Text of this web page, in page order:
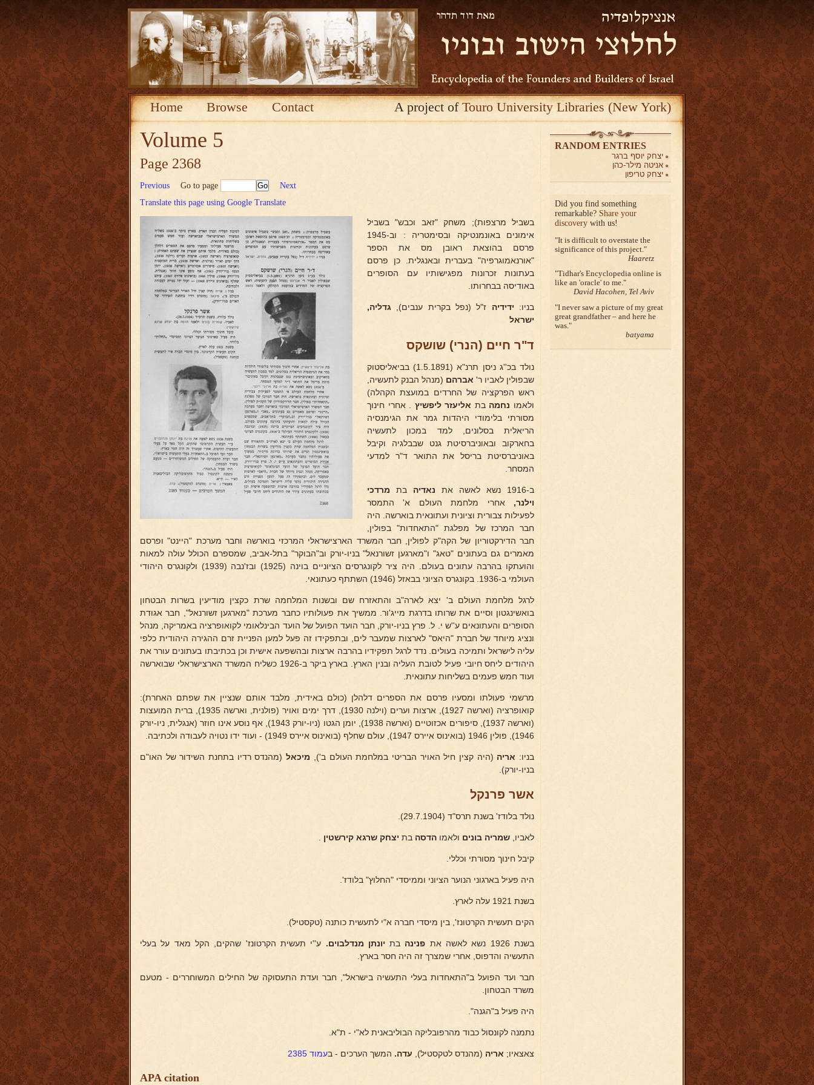
Home Browse Contact A project ofTouro University Libraries (New York)
Volume 5
Page 2368
Previous Go to page
Next
Translate this page using Google Translate
בשביל מרצפות); משחק "זאב וכבש" בשביל
אימונים באונמנטיקה ובסימטריה : וב-1945
פרסם בהוצאת ראובן מס את הספר
"אורנאמוגרפיה" בעברית ובאנגלית. כן פרסם
בעתונות זכרונות מפגישותיו עם הסופרים
באודיסה בבחרותו.
בניו: ידידיה ז"ל (נפל בקרית ענבים), גדליה,
ישראל
ד"ר חיים (הנרי) שושקס
נולד בכ''ג ניסן תרנ"א (1.5.1891) בביאליסטוק
שבפולין לאביו ר' אברהם (מנהל הבנק לתעשיה,
ראש הפרקציה של החרדים במועצת הקהלה)
ולאמו נחמה בת אליעזר ליפשיץ . אחרי חינוך
מסורתי בלימודי היהדות גמר את הגימנסיה
הריאלית בסלונים, למד במכון לתעשיה
בחארקוב ובאוניברסיטת גנט שבבלגיה וקיבל
באוניברסיטת בריסל את התואר ד"ר למדעי
המסחר.
ב-1916 נשא לאשה את נאדיה בת מרדכי
וילנר, אחרי מלחמת העולם א' התמסר
לפעילות צבורית וציונית ועתונאית בוארשה. היה
חבר המרכז של מפלגת "התאחדות" בפולין,
חבר הדירקטוריון של הקה"ק לפולין, חבר המשרד הארצישראלי המרכזי בוארשה וחבר מערכת "היינט" ופרסם
מאמרים גם בעתונים "טאג" ו"מארגען זשורנאל" בניו-יורק וב"הבוקר" בתל-אביב, שמספרם הכולל עולה למאות
והועתקו בהרבה עתונים בעולם. היה ציר לקונגרסים הציוניים בוינה (1925) ובז'נבה (1939) ולקונגרס היהודי
העולמי ב-1936. בקונגרס הציוני בבאזל (1946) השתתף כעתונאי.
לרגל מלחמת העולם ב' יצא לארה"ב והתאזרח שם ובשנות המלחמה שרת כקצין מודיעין בשרות הבטחון
בואשינגטון וסיים את שרותו בדרגת מייג'ור. ממשיך את פעולותיו כחבר מערכת "מארגען זשורנאל", חבר אגודת
הסופרים והעתונאים ע''ש י. ל. פרץ בניו-יורק, חבר הועד הפועל של הועד הבינלאומי לקואופרציה באמריקה, מנהל
ונציג מיוחד של חברת "היאס" לארצות שמעבר לים, ובתפקידו זה פעל למען הפניית זרם ההגירה היהודית כלפי
עליה לישראל ותמיכה בעולים. נדד לרגל תפקידיו בהרבה ארצות ובהשפעה אישית וכן בכתיבתו בעתונים עורר את
היהודים ליחס חיובי פעיל לטובת העליה ובנין הארץ. בארץ ביקר ב-1926 כשליח המשרד הארצישראלי שבוארשה
ועוד חמש פעמים בשליחות עתונאית.
מרשמי פעולתו ומסעיו פרסם את הספרים דלהלן (כולם באידית, מלבד אותם שנציין את שפתם האחרת):
קואופרציה (וארשה 1927), ארצות וערים (וילנה 1930), דרך ימים ואויר (פולנית, וארשה 1935), ברית המועצות
(וארשה 1937), סיפורים אכזוטיים (וארשה 1938), יומן הגטו (ניו-יורק 1943), אף נוסע אינו חוזר (אנגלית, ניו-יורק
1946), פולין 1946 (בואינוס איירס 1947), עולם שחלף (בואינוס איירס 1949) - ועוד ידו נטויה לעבודה ולכתיבה.
בניו: אריה (היה קצין חיל האויר הבריטי במלחמת העולם ב'), מיכאל(מהנדס רדיו בתחנת השידור של האו"ם
בניו-יורק).
אשר פרנקל
נולד בלודז' בשנת תרס"ד (29.7.1904).
לאביו, שמריה בונים ולאמו הדסה בת יצחק שרגא קירשטין
קיבל חינוך מסורתי וכללי.
היה פעיל בארגוני הנוער הציוני וממיסדי "החלוץ" בלודז'.
בשנת 1921 עלה לארץ.
הקים תעשית הקרטונז', בין מיסדי חברה א"י לתעשית כותנה (טקסטיל).
בשנת 1926 נשא לאשה את פנינה בת יונתן מנדלבוים. ע''י תעשית הקרטונז' שהקים, הקל מאד על בעלי
התעשיה והדפוס, אחרי שמצרך זה היה חסר בארץ.
חבר ועד הפועל ב"התאחדות בעלי התעשיה בישראל", חבר ועדת התעסוקה של החילים המשוחררים - מטעם
משרד הבטחון.
היה פעיל ב"הגנה".
נתמנה לקונסול כבוד מהרפובליקה הבוליבאנית לא"י - ת"א.
צאצאיו; אריה (מהנדס לטקסטיל), עדה. המשך הערכים - בעמוד 2385
APA citation
RANDOM ENTRIES
יצחק יוסף ברגר
אניטה מילר-כהן
יצחק טריפון
Did you find something
remarkable? Share your
discovery with us!
It is difficult to overstate the
significance of this project.
Haaretz
Tidhar's Encyclopedia online is
like an 'oracle' to me.
David Hacohen, Tel Aviv
I never saw a picture of my great
great grandfather – and here he
was.
batyama